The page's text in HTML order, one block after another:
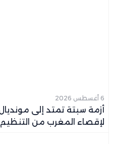
6 أغسطس 2026
لإقصاء المغرب من التنظيم